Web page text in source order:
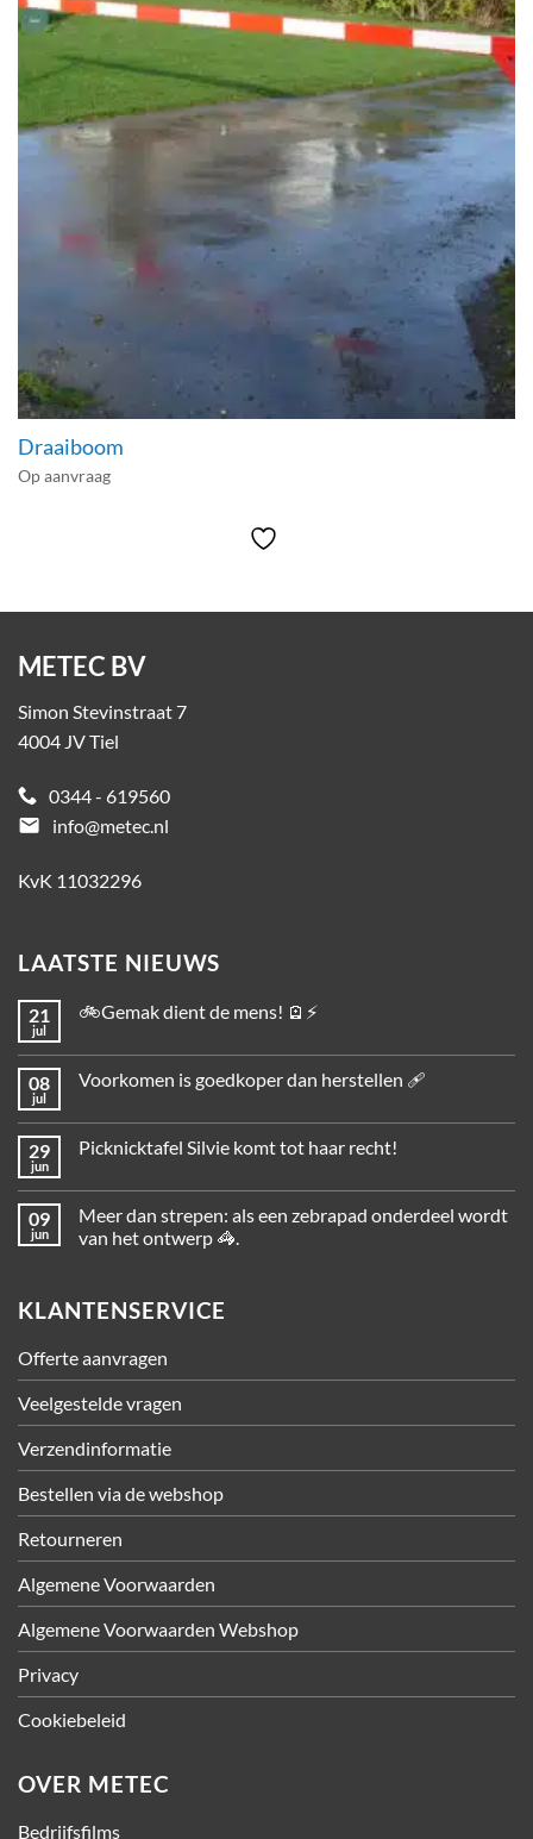
Draaiboom
Op aanvraag
METEC BV
Simon Stevinstraat 7
4004 JV Tiel
0344 - 619560
email
info@metec.nl
KvK 11032296
LAATSTE NIEUWS
21
jul
🚲Gemak dient de mens! 🪫⚡
08
jul
Voorkomen is goedkoper dan herstellen 🩹
29
jun
Picknicktafel Silvie komt tot haar recht!
09
jun
Meer dan strepen: als een zebrapad onderdeel wordt
van het ontwerp 🦓.
KLANTENSERVICE
Offerte aanvragen
Veelgestelde vragen
Verzendinformatie
Bestellen via de webshop
Retourneren
Algemene Voorwaarden
Algemene Voorwaarden Webshop
Privacy
Cookiebeleid
OVER METEC
Bedrijfsfilms